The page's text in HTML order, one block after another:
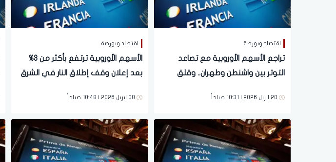
اقتصاد وبورصة
تراجع الأسهم الأوروبية مع تصاعد
التوتر بين واشنطن وطهران.. وقلق
20 ابريل 2026 | 10:31 صباحاً
اقتصاد وبورصة
الأسهم الأوروبية ترتفع بأكثر من 3%
بعد إعلان وقف إطلاق النار في الشرق
08 ابريل 2026 | 10:48 صباحاً